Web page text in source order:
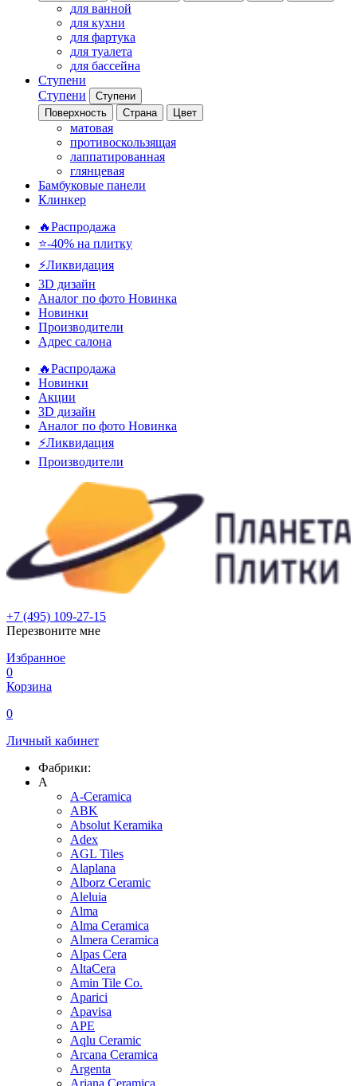
для ванной
для кухни
для фартука
для туалета
для бассейна
Ступени
Ступени
Ступени
Поверхность
Страна Цвет
матовая
противоскользящая
лаппатированная
глянцевая
Бамбуковые панели
Клинкер
🔥Распродажа
⭐-40% на плитку
⚡️Ликвидация
3D дизайн
Аналог по фото Новинка
Новинки
Производители
Адрес салона
🔥Распродажа
Новинки
Акции
3D дизайн
Аналог по фото Новинка
⚡Ликвидация
Производители
+7 (495) 109-27-15
Перезвоните мне
Избранное
0
Корзина
0
Личный кабинет
Фабрики:
A
A-Ceramica
ABK
Absolut Keramika
Adex
AGL Tiles
Alaplana
Alborz Ceramic
Aleluia
Alma
Alma Ceramica
Almera Ceramica
Alpas Cera
AltaCera
Amin Tile Co.
Aparici
Apavisa
APE
Aqlu Ceramic
Arcana Ceramica
Argenta
Ariana Ceramica